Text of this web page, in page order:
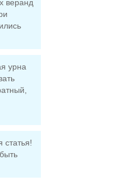
веранд
урна
статья!